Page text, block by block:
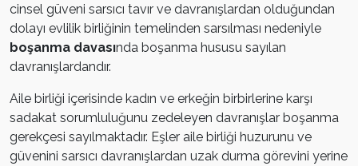
cinsel güveni sarsıcı tavır ve davranışlardan olduğundan
dolayı evlilik birliğinin temelinden sarsılması nedeniyle
boşanma davasında boşanma hususu sayılan
davranışlardandır.
Aile birliği içerisinde kadın ve erkeğin birbirlerine karşı
sadakat sorumluluğunu zedeleyen davranışlar boşanma
gerekçesi sayılmaktadır. Eşler aile birliği huzurunu ve
güvenini sarsıcı davranışlardan uzak durma görevini yerine